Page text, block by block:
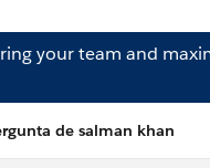
your team and
de salman khan